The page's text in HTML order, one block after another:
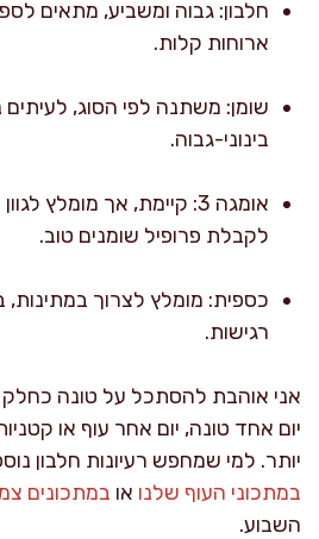
חלבון: גבוה ומשביע, מתאים
ארוחות קלות.
שומן: משתנה לפי הסוג, לעיתים
בינוני-גבוה.
אומגה 3: קיימת, אך מומלץ
לקבלת פרופיל שומנים טוב.
כספית: מומלץ לצרוך במתינות,
רגישות.
אני אוהבת להסתכל על טונה
יום אחד טונה, יום אחר עוף או
יותר. למי שמחפש רעיונות חלבון
במתכוני העוף שלנו או במתכונים
השבוע.